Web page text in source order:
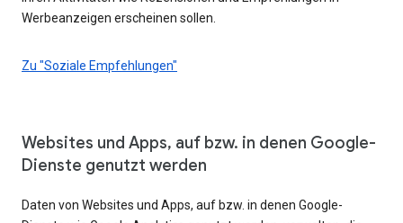
Werbeanzeigen erscheinen sollen.
Zu "Soziale Empfehlungen"
Websites und Apps, auf bzw. in denen Google-
Dienste genutzt werden
Daten von Websites und Apps, auf bzw. in denen Google-